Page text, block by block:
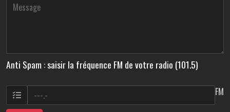
Anti Spam : saisir la fréquence FM de votre radio (101.5)
FM